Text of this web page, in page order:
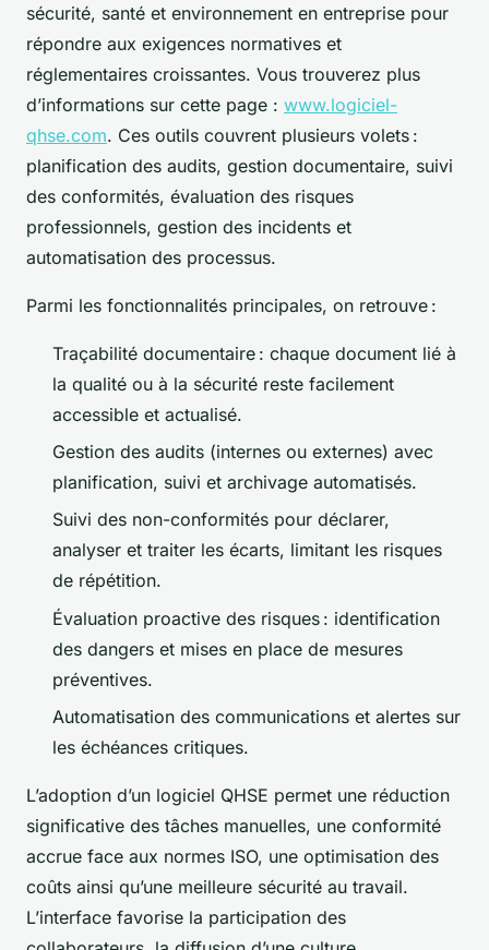
sécurité, santé et environnement en entreprise pour
répondre aux exigences normatives et
réglementaires croissantes. Vous trouverez plus
d’informations sur cette page : www.logiciel-
qhse.com. Ces outils couvrent plusieurs volets :
planification des audits, gestion documentaire, suivi
des conformités, évaluation des risques
professionnels, gestion des incidents et
automatisation des processus.
Parmi les fonctionnalités principales, on retrouve :
Traçabilité documentaire : chaque document lié à
la qualité ou à la sécurité reste facilement
accessible et actualisé.
Gestion des audits (internes ou externes) avec
planification, suivi et archivage automatisés.
Suivi des non-conformités pour déclarer,
analyser et traiter les écarts, limitant les risques
de répétition.
Évaluation proactive des risques : identification
des dangers et mises en place de mesures
préventives.
Automatisation des communications et alertes sur
les échéances critiques.
L’adoption d’un logiciel QHSE permet une réduction
significative des tâches manuelles, une conformité
accrue face aux normes ISO, une optimisation des
coûts ainsi qu’une meilleure sécurité au travail.
L’interface favorise la participation des